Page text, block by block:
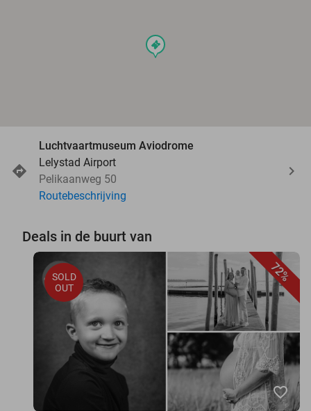
events
Luchtvaartmuseum Aviodrome
Lelystad Airport
Pelikaanweg 50
Routebeschrijving
Deals in de buurt van
72%
SOLD
OUT
favorite_border